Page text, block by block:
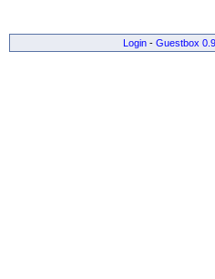
Login- Guestbox